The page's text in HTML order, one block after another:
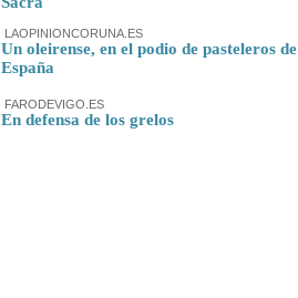
LAOPINIONCORUNA.ES
Un oleirense, en el podio de pasteleros de
España
FARODEVIGO.ES
En defensa de los grelos